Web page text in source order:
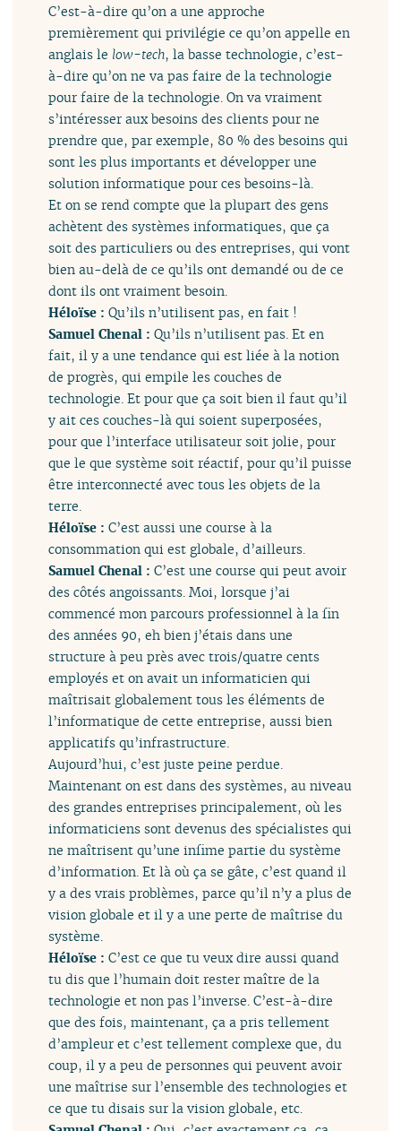
C’est-à-dire qu’on a une approche
premièrement qui privilégie ce qu’on appelle en
anglais le low-tech, la basse technologie, c’est-
à-dire qu’on ne va pas faire de la technologie
pour faire de la technologie. On va vraiment
s’intéresser aux besoins des clients pour ne
prendre que, par exemple, 80 % des besoins qui
sont les plus importants et développer une
solution informatique pour ces besoins-là.
Et on se rend compte que la plupart des gens
achètent des systèmes informatiques, que ça
soit des particuliers ou des entreprises, qui vont
bien au-delà de ce qu’ils ont demandé ou de ce
dont ils ont vraiment besoin.
Héloïse :Qu’ils n’utilisent pas, en fait !
Samuel Chenal :Qu’ils n’utilisent pas. Et en
fait, il y a une tendance qui est liée à la notion
de progrès, qui empile les couches de
technologie. Et pour que ça soit bien il faut qu’il
y ait ces couches-là qui soient superposées,
pour que l’interface utilisateur soit jolie, pour
que le que système soit réactif, pour qu’il puisse
être interconnecté avec tous les objets de la
terre.
Héloïse :C’est aussi une course à la
consommation qui est globale, d’ailleurs.
Samuel Chenal :C’est une course qui peut avoir
des côtés angoissants. Moi, lorsque j’ai
commencé mon parcours professionnel à la fin
des années 90, eh bien j’étais dans une
structure à peu près avec trois/quatre cents
employés et on avait un informaticien qui
maîtrisait globalement tous les éléments de
l’informatique de cette entreprise, aussi bien
applicatifs qu’infrastructure.
Aujourd’hui, c’est juste peine perdue.
Maintenant on est dans des systèmes, au niveau
des grandes entreprises principalement, où les
informaticiens sont devenus des spécialistes qui
ne maîtrisent qu’une infime partie du système
d’information. Et là où ça se gâte, c’est quand il
y a des vrais problèmes, parce qu’il n’y a plus de
vision globale et il y a une perte de maîtrise du
système.
Héloïse :C’est ce que tu veux dire aussi quand
tu dis que l’humain doit rester maître de la
technologie et non pas l’inverse. C’est-à-dire
que des fois, maintenant, ça a pris tellement
d’ampleur et c’est tellement complexe que, du
coup, il y a peu de personnes qui peuvent avoir
une maîtrise sur l’ensemble des technologies et
ce que tu disais sur la vision globale, etc.